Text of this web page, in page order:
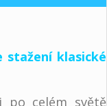
stažení klasické
po celém světě